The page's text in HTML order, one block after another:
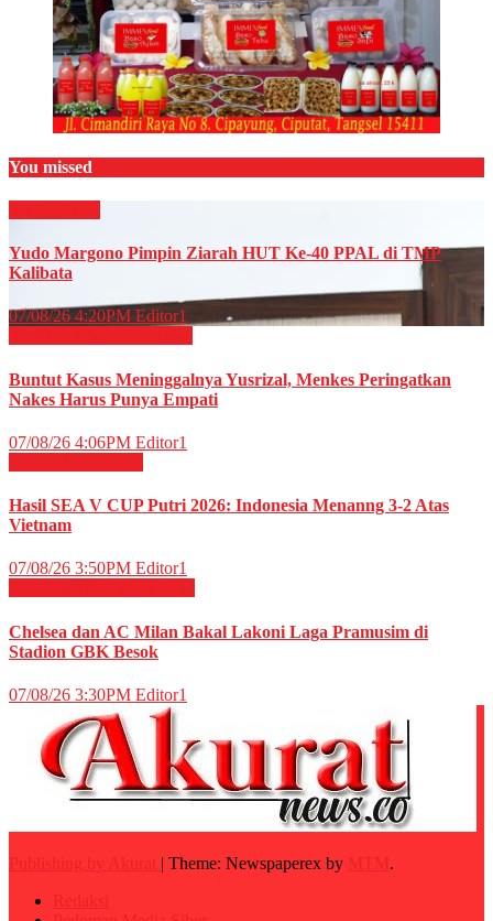
You missed
Yudo Margono Pimpin Ziarah HUT Ke-40 PPAL di TMP
Kalibata
07/08/26 4:20PM Editor1
Buntut Kasus Meninggalnya Yusrizal, Menkes Peringatkan
Nakes Harus Punya Empati
07/08/26 4:06PM Editor1
Hasil SEA V CUP Putri 2026: Indonesia Menanng 3-2 Atas
Vietnam
07/08/26 3:50PM Editor1
Chelsea dan AC Milan Bakal Lakoni Laga Pramusim di
Stadion GBK Besok
07/08/26 3:30PM Editor1
| Theme: Newspaperex by
.